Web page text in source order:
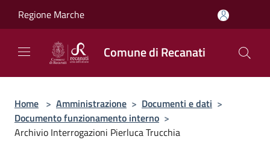
Regione Marche
Comune di Recanati
Home > Amministrazione > Documenti e dati >
Documento funzionamento interno >
Archivio Interrogazioni Pierluca Trucchia